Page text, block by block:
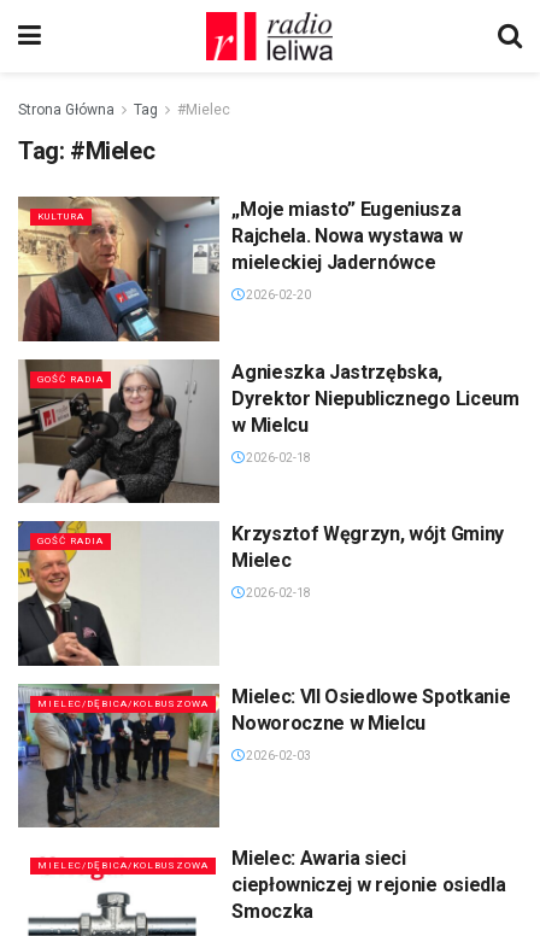
Strona Główna Tag #Mielec
Tag: #Mielec
KULTURA
„Moje miasto” Eugeniusza
Rajchela. Nowa wystawa w
mieleckiej Jadernówce
2026-02-20
GOŚĆ RADIA
Agnieszka Jastrzębska,
Dyrektor Niepublicznego Liceum
w Mielcu
2026-02-18
GOŚĆ RADIA
Krzysztof Węgrzyn, wójt Gminy
Mielec
2026-02-18
MIELEC/DĘBICA/KOLBUSZOWA
Mielec: VII Osiedlowe Spotkanie
Noworoczne w Mielcu
2026-02-03
MIELEC/DĘBICA/KOLBUSZOWA
Mielec: Awaria sieci
ciepłowniczej w rejonie osiedla
Smoczka